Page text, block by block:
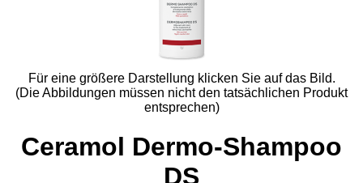
Für eine größere Darstellung klicken Sie auf das Bild.
(Die Abbildungen müssen nicht den tatsächlichen Produkt
entsprechen)
Ceramol Dermo-Shampoo
DS